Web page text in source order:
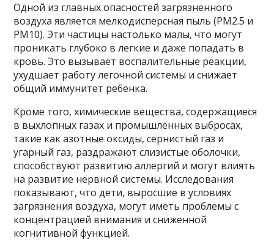
Одной из главных опасностей загрязненного
воздуха является мелкодисперсная пыль (PM2.5 и
PM10). Эти частицы настолько малы, что могут
проникать глубоко в легкие и даже попадать в
кровь. Это вызывает воспалительные реакции,
ухудшает работу легочной системы и снижает
общий иммунитет ребенка.
Кроме того, химические вещества, содержащиеся
в выхлопных газах и промышленных выбросах,
такие как азотные оксиды, сернистый газ и
угарный газ, раздражают слизистые оболочки,
способствуют развитию аллергий и могут влиять
на развитие нервной системы. Исследования
показывают, что дети, выросшие в условиях
загрязнения воздуха, могут иметь проблемы с
концентрацией внимания и сниженной
когнитивной функцией.